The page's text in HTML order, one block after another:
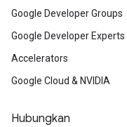
Google Developer Groups
Google Developer Experts
Accelerators
Google Cloud & NVIDIA
Hubungkan